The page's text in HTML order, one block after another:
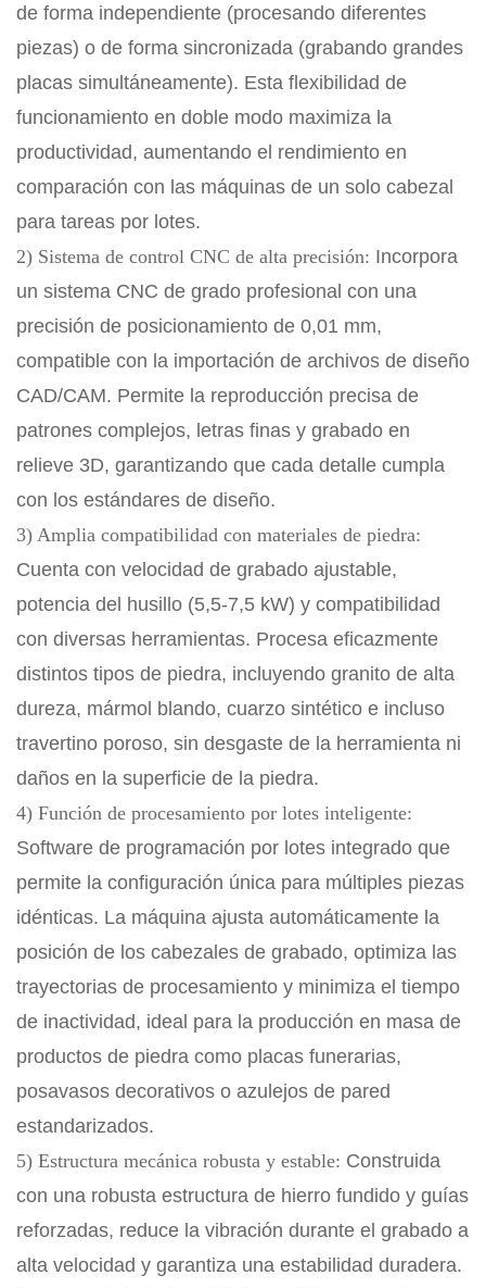
de forma independiente (procesando diferentes
piezas) o de forma sincronizada (grabando grandes
placas simultáneamente). Esta flexibilidad de
funcionamiento en doble modo maximiza la
productividad, aumentando el rendimiento en
comparación con las máquinas de un solo cabezal
para tareas por lotes.
2) Sistema de control CNC de alta precisión: Incorpora
un sistema CNC de grado profesional con una
precisión de posicionamiento de 0,01 mm,
compatible con la importación de archivos de diseño
CAD/CAM. Permite la reproducción precisa de
patrones complejos, letras finas y grabado en
relieve 3D, garantizando que cada detalle cumpla
con los estándares de diseño.
3) Amplia compatibilidad con materiales de piedra:
Cuenta con velocidad de grabado ajustable,
potencia del husillo (5,5-7,5 kW) y compatibilidad
con diversas herramientas. Procesa eficazmente
distintos tipos de piedra, incluyendo granito de alta
dureza, mármol blando, cuarzo sintético e incluso
travertino poroso, sin desgaste de la herramienta ni
daños en la superficie de la piedra.
4) Función de procesamiento por lotes inteligente:
Software de programación por lotes integrado que
permite la configuración única para múltiples piezas
idénticas. La máquina ajusta automáticamente la
posición de los cabezales de grabado, optimiza las
trayectorias de procesamiento y minimiza el tiempo
de inactividad, ideal para la producción en masa de
productos de piedra como placas funerarias,
posavasos decorativos o azulejos de pared
estandarizados.
5) Estructura mecánica robusta y estable: Construida
con una robusta estructura de hierro fundido y guías
reforzadas, reduce la vibración durante el grabado a
alta velocidad y garantiza una estabilidad duradera.